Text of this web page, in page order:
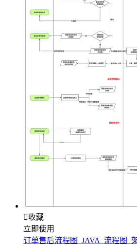
收藏
立即使用
订单售后流程图_JAVA_流程图_